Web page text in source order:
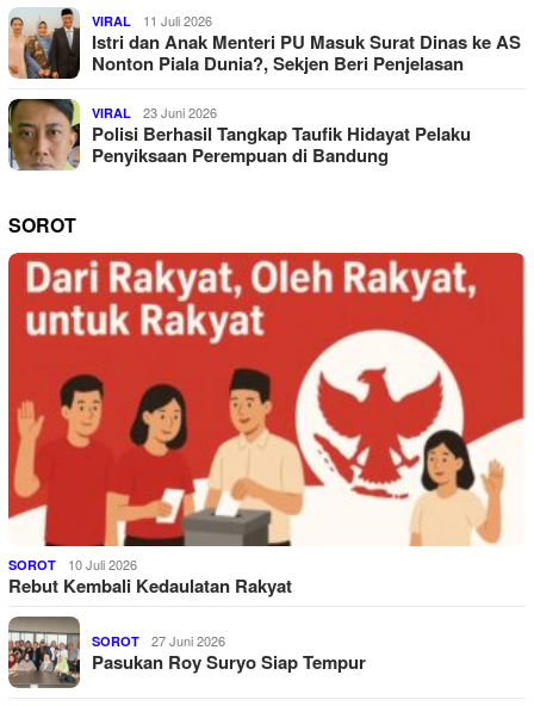
VIRAL 11 Juli 2026
Istri dan Anak Menteri PU Masuk Surat Dinas ke AS
Nonton Piala Dunia?, Sekjen Beri Penjelasan
VIRAL 23 Juni 2026
Polisi Berhasil Tangkap Taufik Hidayat Pelaku
Penyiksaan Perempuan di Bandung
SOROT
SOROT 10 Juli 2026
Rebut Kembali Kedaulatan Rakyat
SOROT 27 Juni 2026
Pasukan Roy Suryo Siap Tempur